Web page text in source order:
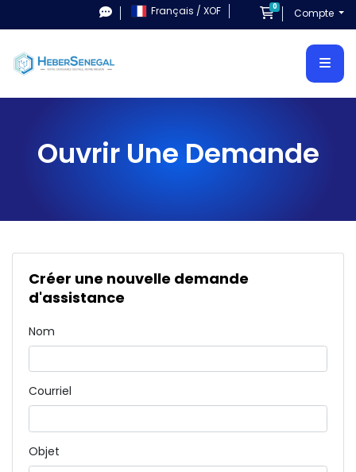
Français / XOF 0PanierCompte
Ouvrir Une Demande
Créer une nouvelle demande
d'assistance
Nom
Courriel
Objet